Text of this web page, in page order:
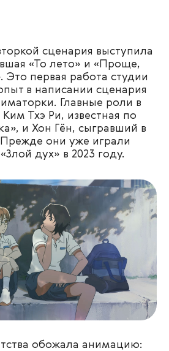
сценария выступила
«То лето» и «Проще,
первая работа студии
в написании сценария
Главные роли в
Тхэ Ри, известная по
и Хон Гён, сыгравший в
они уже играли
дух» в 2023 году.
обожала анимацию: